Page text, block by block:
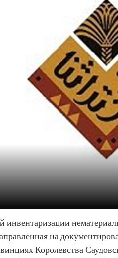
инвентаризации
на
Королевства